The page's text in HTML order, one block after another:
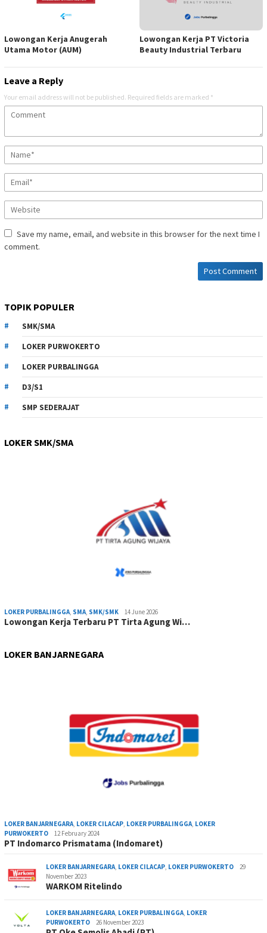
Lowongan Kerja Anugerah
Utama Motor (AUM)
Lowongan Kerja PT Victoria
Beauty Industrial Terbaru
Leave a Reply
Your email address will not be published. Required fields are marked *
Save my name, email, and website in this browser for the next time I
comment.
TOPIK POPULER
SMK/SMA
LOKER PURWOKERTO
LOKER PURBALINGGA
D3/S1
SMP SEDERAJAT
LOKER SMK/SMA
LOKER PURBALINGGA, SMA, SMK/SMK 14 June 2026
Lowongan Kerja Terbaru PT Tirta Agung Wi…
LOKER BANJARNEGARA
LOKER BANJARNEGARA, LOKER CILACAP, LOKER PURBALINGGA, LOKER
PURWOKERTO
12 February 2024
PT Indomarco Prismatama (Indomaret)
LOKER BANJARNEGARA, LOKER CILACAP, LOKER PURWOKERTO
29
November 2023
WARKOM Ritelindo
LOKER BANJARNEGARA, LOKER PURBALINGGA, LOKER
PURWOKERTO
26 November 2023